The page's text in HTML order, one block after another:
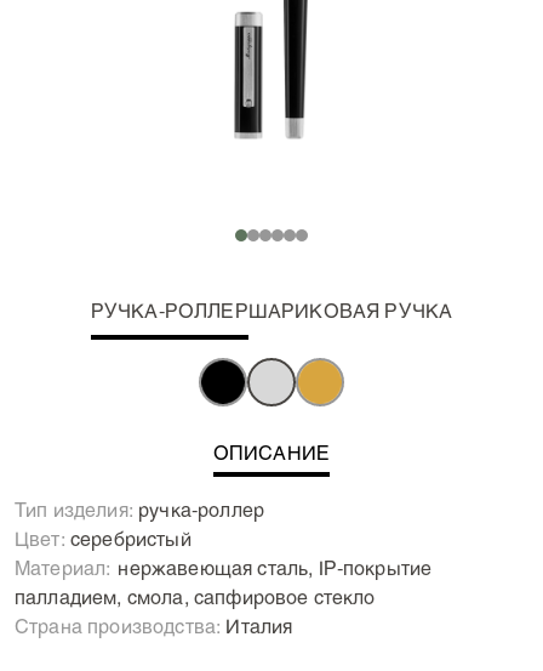
РУЧКА-РОЛЛЕРШАРИКОВАЯ РУЧКА
ОПИСАНИЕ
Тип изделия: ручка-роллер
Цвет: серебристый
Материал: Нержавеющая сталь, IP-покрытие
палладием, смола, сапфировое стекло
Страна производства: Италия